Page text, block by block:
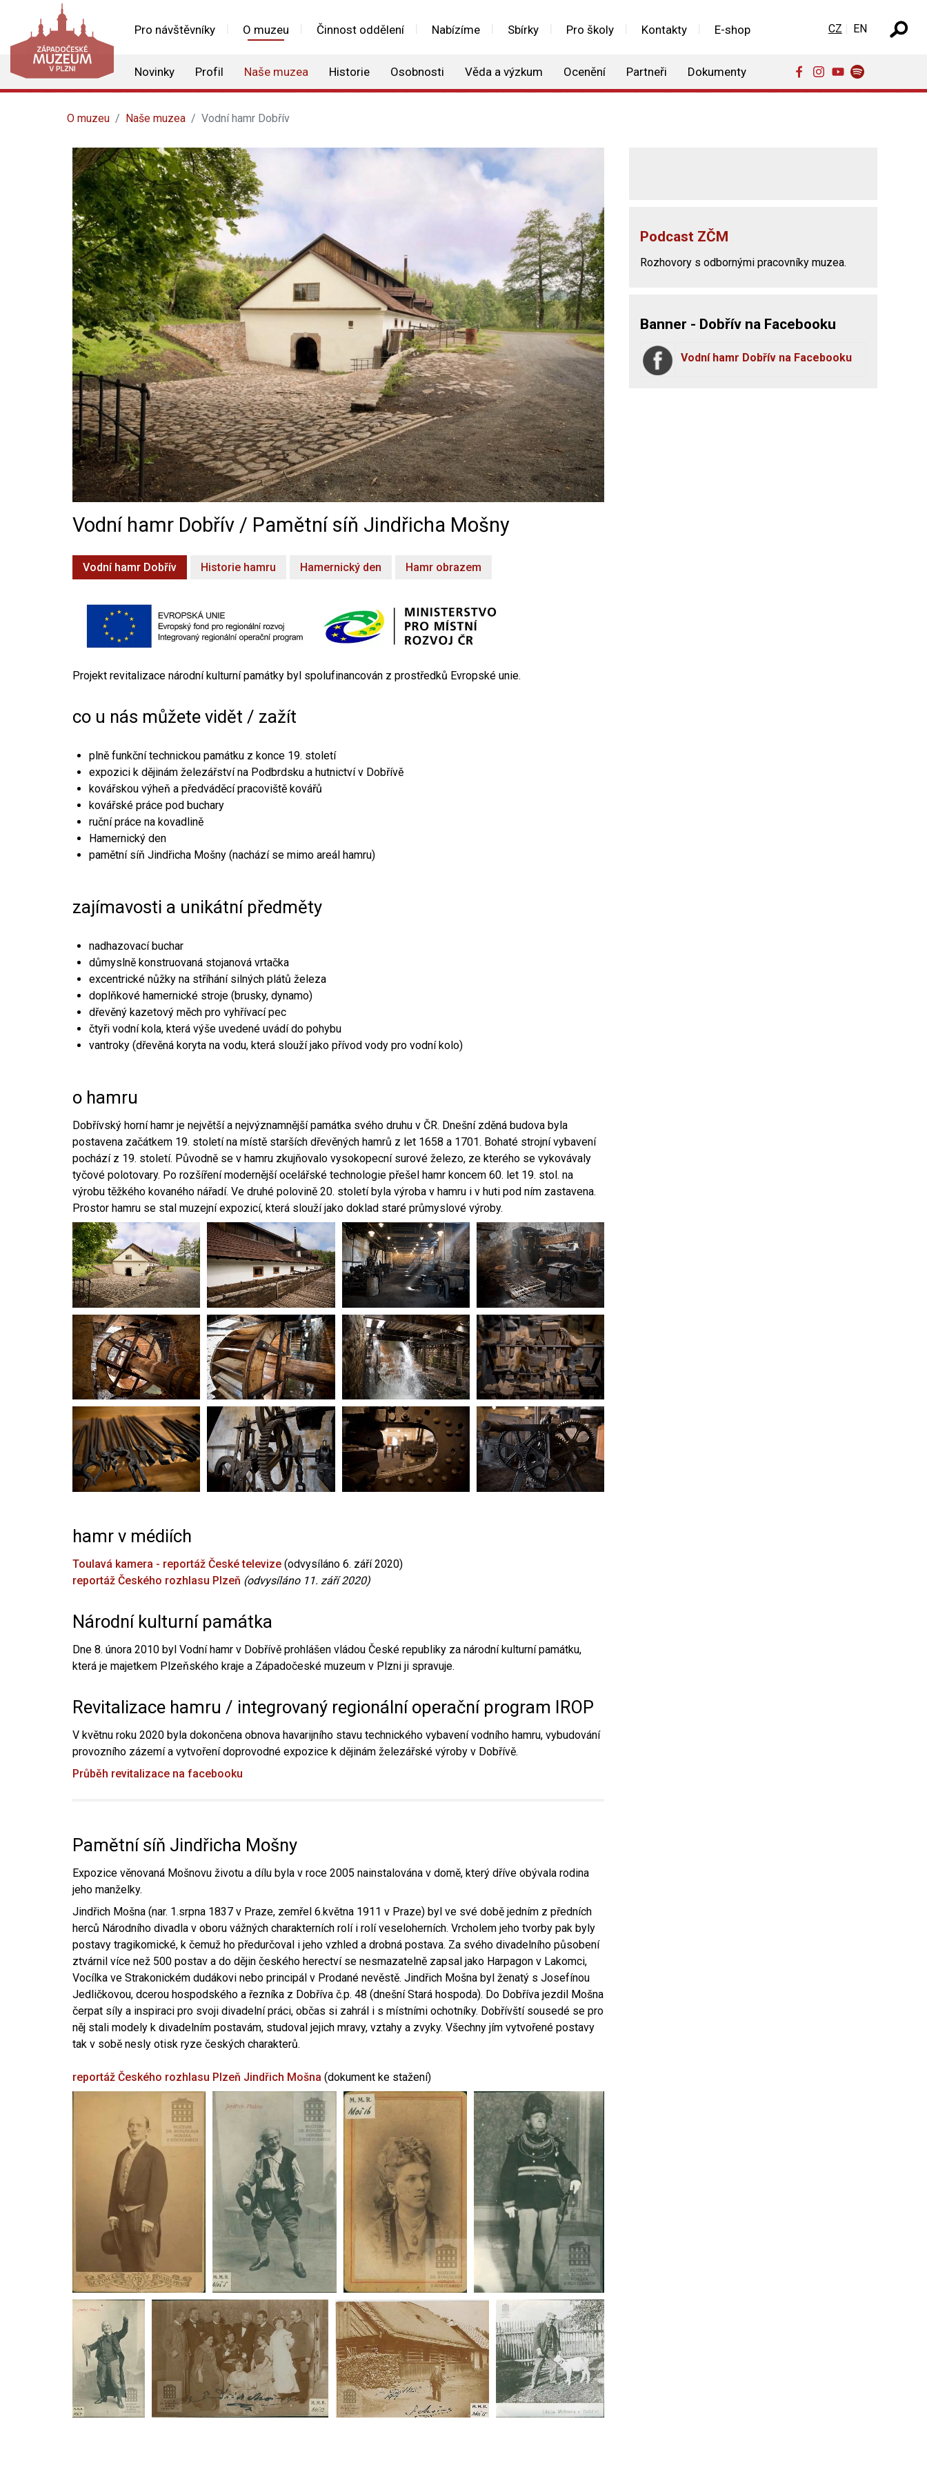
Pro návštěvníky O muzeu Činnost oddělení Nabízíme Sbírky Pro školy Kontakty E-shop
Novinky Profil Naše muzea Historie Osobnosti Věda a výzkum Ocenění Partneři Dokumenty
Zvolte jazyk
CZ EN
O muzeu Naše muzea Vodní hamr Dobřív
Vodní hamr Dobřív / Pamětní síň Jindřicha Mošny
Vodní hamr Dobřív Historie hamru Hamernický den Hamr obrazem
Projekt revitalizace národní kulturní památky byl spolufinancován z prostředků Evropské unie.
co u nás můžete vidět / zažít
plně funkční technickou památku z konce 19. století
expozici k dějinám železářství na Podbrdsku a hutnictví v Dobřívě
kovářskou výheň a předváděcí pracoviště kovářů
kovářské práce pod buchary
ruční práce na kovadlině
Hamernický den
pamětní síň Jindřicha Mošny (nachází se mimo areál hamru)
zajímavosti a unikátní předměty
nadhazovací buchar
důmyslně konstruovaná stojanová vrtačka
excentrické nůžky na stříhání silných plátů železa
doplňkové hamernické stroje (brusky, dynamo)
dřevěný kazetový měch pro vyhřívací pec
čtyři vodní kola, která výše uvedené uvádí do pohybu
vantroky (dřevěná koryta na vodu, která slouží jako přívod vody pro vodní kolo)
o hamru
Dobřívský horní hamr je největší a nejvýznamnější památka svého druhu v ČR. Dnešní zděná budova byla
postavena začátkem 19. století na místě starších dřevěných hamrů z let 1658 a 1701. Bohaté strojní vybavení
pochází z 19. století. Původně se v hamru zkujňovalo vysokopecní surové železo, ze kterého se vykovávaly
tyčové polotovary. Po rozšíření modernější ocelářské technologie přešel hamr koncem 60. let 19. stol. na
výrobu těžkého kovaného nářadí. Ve druhé polovině 20. století byla výroba v hamru i v huti pod ním zastavena.
Prostor hamru se stal muzejní expozicí, která slouží jako doklad staré průmyslové výroby.
hamr v médiích
Toulavá kamera - reportáž České televize (odvysíláno 6. září 2020)
reportáž Českého rozhlasu Plzeň (odvysíláno 11. září 2020)
Národní kulturní památka
Dne 8. února 2010 byl Vodní hamr v Dobřívě prohlášen vládou České republiky za národní kulturní památku,
která je majetkem Plzeňského kraje a Západočeské muzeum v Plzni ji spravuje.
Revitalizace hamru / integrovaný regionální operační program IROP
V květnu roku 2020 byla dokončena obnova havarijního stavu technického vybavení vodního hamru, vybudování
provozního zázemí a vytvoření doprovodné expozice k dějinám železářské výroby v Dobřívě.
Průběh revitalizace na facebooku
Pamětní síň Jindřicha Mošny
Expozice věnovaná Mošnovu životu a dílu byla v roce 2005 nainstalována v domě, který dříve obývala rodina
jeho manželky.
Jindřich Mošna (nar. 1.srpna 1837 v Praze, zemřel 6.května 1911 v Praze) byl ve své době jedním z předních
herců Národního divadla v oboru vážných charakterních rolí i rolí veseloherních. Vrcholem jeho tvorby pak byly
postavy tragikomické, k čemuž ho předurčoval i jeho vzhled a drobná postava. Za svého divadelního působení
ztvárnil více než 500 postav a do dějin českého herectví se nesmazatelně zapsal jako Harpagon v Lakomci,
Vocílka ve Strakonickém dudákovi nebo principál v Prodané nevěstě. Jindřich Mošna byl ženatý s Josefínou
Jedličkovou, dcerou hospodského a řezníka z Dobříva č.p. 48 (dnešní Stará hospoda). Do Dobříva jezdil Mošna
čerpat síly a inspiraci pro svoji divadelní práci, občas si zahrál i s místními ochotníky. Dobřívští sousedé se pro
něj stali modely k divadelním postavám, studoval jejich mravy, vztahy a zvyky. Všechny jím vytvořené postavy
tak v sobě nesly otisk ryze českých charakterů.
reportáž Českého rozhlasu Plzeň Jindřich Mošna (dokument ke stažení)
Podcast ZČM
Rozhovory s odbornými pracovníky muzea.
Banner - Dobřív na Facebooku
Vodní hamr Dobřív na Facebooku